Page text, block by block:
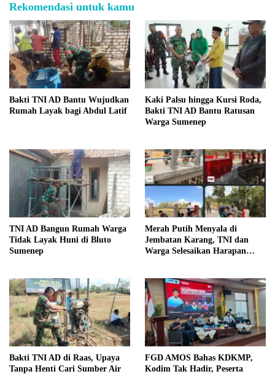
Rekomendasi untuk kamu
Bakti TNI AD Bantu Wujudkan
Rumah Layak bagi Abdul Latif
Kaki Palsu hingga Kursi Roda,
Bakti TNI AD Bantu Ratusan
Warga Sumenep
TNI AD Bangun Rumah Warga
Tidak Layak Huni di Bluto
Sumenep
Merah Putih Menyala di
Jembatan Karang, TNI dan
Warga Selesaikan Harapan
Bakti TNI AD di Raas, Upaya
Tanpa Henti Cari Sumber Air
FGD AMOS Bahas KDKMP,
Kodim Tak Hadir, Peserta